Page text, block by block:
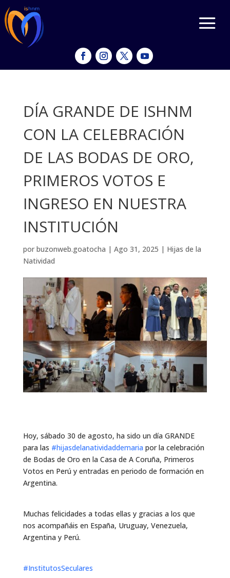
DÍA GRANDE DE ISHNM
CON LA CELEBRACIÓN
DE LAS BODAS DE ORO,
PRIMEROS VOTOS E
INGRESO EN NUESTRA
INSTITUCIÓN
por buzonweb.goatocha | Ago 31, 2025 | Hijas de la
Natividad
Hoy, sábado 30 de agosto, ha sido un día GRANDE
para las #hijasdelanatividaddemaria por la celebración
de Bodas de Oro en la Casa de A Coruña, Primeros
Votos en Perú y entradas en periodo de formación en
Argentina.
Muchas felicidades a todas ellas y gracias a los que
nos acompañáis en España, Uruguay, Venezuela,
Argentina y Perú.
#InstitutosSeculares